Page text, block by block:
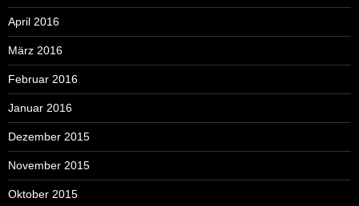
April 2016
März 2016
Februar 2016
Januar 2016
Dezember 2015
November 2015
Oktober 2015